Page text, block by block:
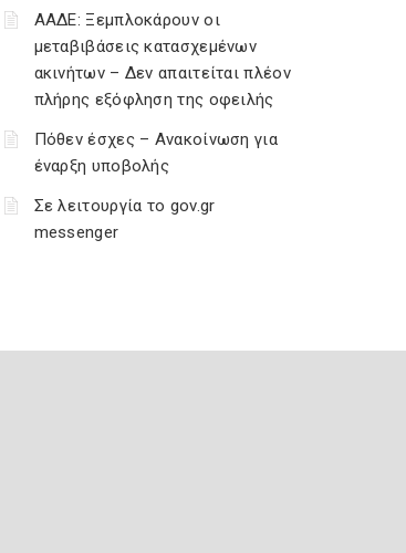
ΑΑΔΕ: Ξεμπλοκάρουν οι
μεταβιβάσεις κατασχεμένων
ακινήτων – Δεν απαιτείται πλέον
πλήρης εξόφληση της οφειλής
Πόθεν έσχες – Ανακοίνωση για
έναρξη υποβολής
Σε λειτουργία το gov.gr
messenger